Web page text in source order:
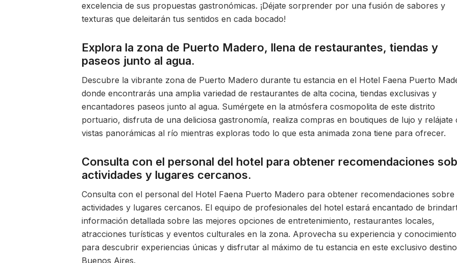
excelencia de sus propuestas gastronómicas. ¡Déjate sorprender por una fusión de sabores y
texturas que deleitarán tus sentidos en cada bocado!
Explora la zona de Puerto Madero, llena de restaurantes, tiendas y
paseos junto al agua.
Descubre la vibrante zona de Puerto Madero durante tu estancia en el Hotel Faena Puerto
donde encontrarás una amplia variedad de restaurantes de alta cocina, tiendas exclusivas y
encantadores paseos junto al agua. Sumérgete en la atmósfera cosmopolita de este distrito
portuario, disfruta de una deliciosa gastronomía, realiza compras en boutiques de lujo y relájate
vistas panorámicas al río mientras exploras todo lo que esta animada zona tiene para ofrecer.
Consulta con el personal del hotel para obtener recomendaciones
actividades y lugares cercanos.
Consulta con el personal del Hotel Faena Puerto Madero para obtener recomendaciones sobre
actividades y lugares cercanos. El equipo de profesionales del hotel estará encantado de
información detallada sobre las mejores opciones de entretenimiento, restaurantes locales,
atracciones turísticas y eventos culturales en la zona. Aprovecha su experiencia y conocimiento
para descubrir experiencias únicas y disfrutar al máximo de tu estancia en este exclusivo
Buenos Aires.